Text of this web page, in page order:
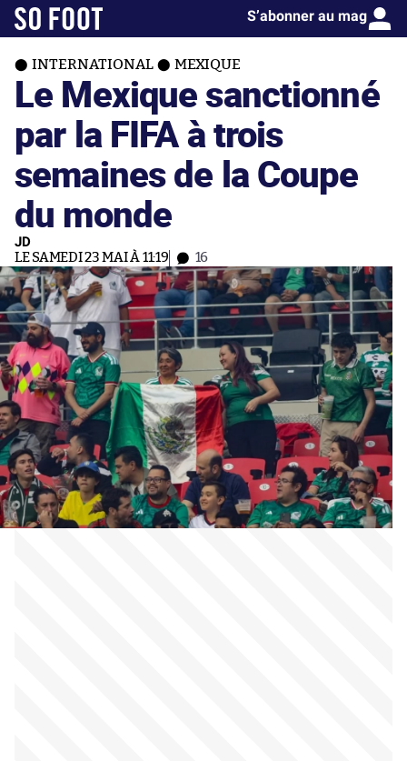
S’abonner au mag
INTERNATIONAL MEXIQUE
Le Mexique sanctionné
par la FIFA à trois
semaines de la Coupe
du monde
JD
LE SAMEDI 23 MAI À 11:19 16